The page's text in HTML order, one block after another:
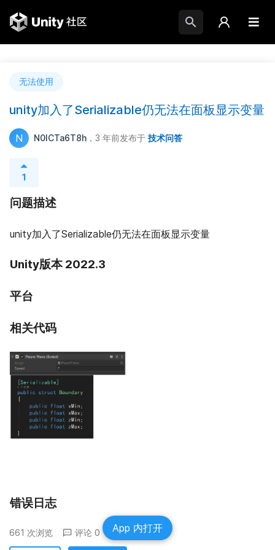
无法使用
unity加入了Serializable仍无法在面板显示变量
N N0ICTa6T8h ，3 年前发布于 技术问答
1
问题描述
unity加入了Serializable仍无法在面板显示变量
Unity版本 2022.3
平台
相关代码
错误日志
661 次浏览 评论 0 分享
App 内打开